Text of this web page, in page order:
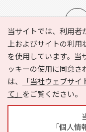
当サイトでは、利用
上およびサイトの利用
を使用しています。当
ッキーの使用に同意さ
は、
「当社ウェブサ
て」 をご覧ください。
「個人
e-NAVITA（イーナビ
利用規約
個人情
サイトマップ